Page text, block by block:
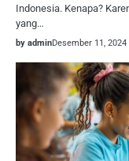
Indonesia. Kenapa?
yang…
by adminDesember 11, 2024